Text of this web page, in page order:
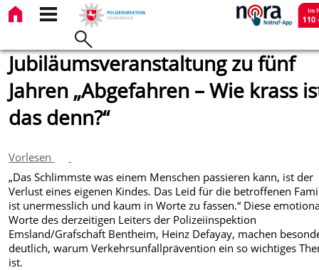
Jubiläumsveranstaltung zu fünf
Jahren „Abgefahren – Wie krass
das denn?“
Vorlesen
„Das Schlimmste was einem Menschen passieren kann, ist der
Verlust eines eigenen Kindes. Das Leid für die betroffenen
ist unermesslich und kaum in Worte zu fassen.“ Diese
Worte des derzeitigen Leiters der Polizeiinspektion
Emsland/Grafschaft Bentheim, Heinz Defayay, machen
deutlich, warum Verkehrsunfallprävention ein so wichtiges
ist.